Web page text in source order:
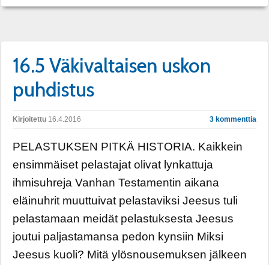
16.5 Väkivaltaisen uskon
puhdistus
Kirjoitettu 16.4.2016 3 kommenttia
PELASTUKSEN PITKÄ HISTORIA. Kaikkein
ensimmäiset pelastajat olivat lynkattuja
ihmisuhreja Vanhan Testamentin aikana
eläinuhrit muuttuivat pelastaviksi Jeesus tuli
pelastamaan meidät pelastuksesta Jeesus
joutui paljastamansa pedon kynsiin Miksi
Jeesus kuoli? Mitä ylösnousemuksen jälkeen